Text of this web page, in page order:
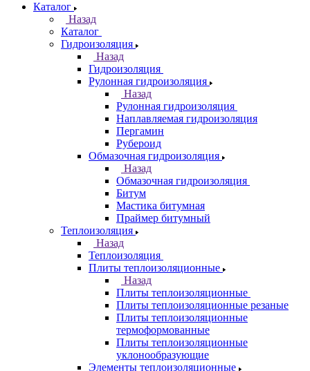
Каталог
Назад
Каталог
Гидроизоляция
Назад
Гидроизоляция
Рулонная гидроизоляция
Назад
Рулонная гидроизоляция
Наплавляемая гидроизоляция
Пергамин
Рубероид
Обмазочная гидроизоляция
Назад
Обмазочная гидроизоляция
Битум
Мастика битумная
Праймер битумный
Теплоизоляция
Назад
Теплоизоляция
Плиты теплоизоляционные
Назад
Плиты теплоизоляционные
Плиты теплоизоляционные резаные
Плиты теплоизоляционные
термоформованные
Плиты теплоизоляционные
уклонообразующие
Элементы теплоизоляционные